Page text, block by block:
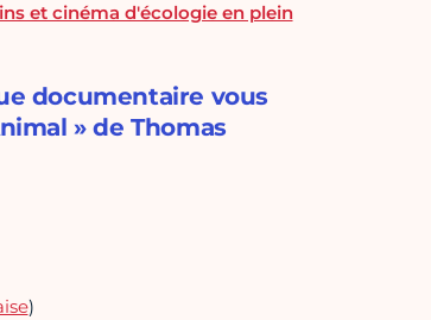
et cinéma d'écologie en plein
documentaire vous
» de Thomas
)